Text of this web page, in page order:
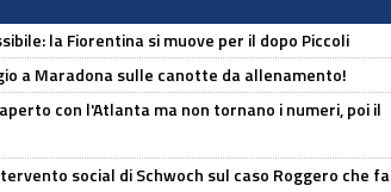
la Fiorentina si muove per il dopo Piccoli
a Maradona sulle canotte da allenamento!
con l'Atlanta ma non tornano i numeri, poi il
social di Schwoch sul caso Roggero che fa